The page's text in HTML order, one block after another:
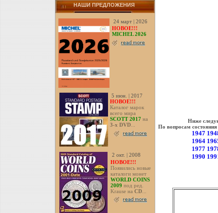
НАШИ ПРЕДЛОЖЕНИЯ
24 март | 2026
НОВОЕ!!!
MICHEL 2026
5 июн. | 2017
НОВОЕ!!!
Каталог марок
всего мира
SCOTT 2017на
3-х DVD...
2 окт. | 2008
НОВОЕ!!!
Появились новые
каталоги монет
WORLD COINS
2009 под ред.
Krause наCD
Ниже
По вопросам
1947
1964
1977
1990